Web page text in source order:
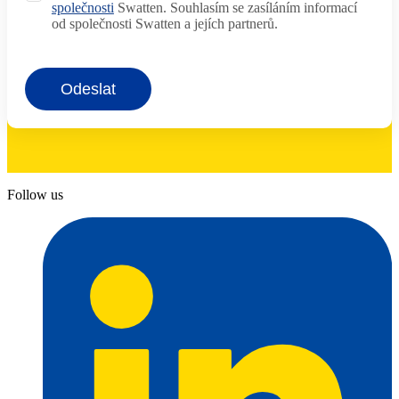
společnosti Swatten. Souhlasím se zasíláním informací
od společnosti Swatten a jejích partnerů.
Odeslat
Follow us